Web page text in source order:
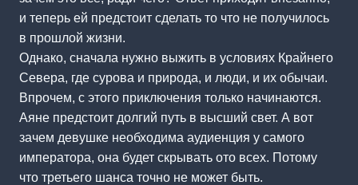
и теперь ей предстоит сделать то что не получилось
в прошлой жизни.
Однако, сначала нужно выжить в условиях Крайнего
Севера, где сурова и природа, и люди, и их обычаи.
Впрочем, с этого приключения только начинаются.
Аяне предстоит долгий путь в высший свет. А вот
зачем девушке необходима аудиенция у самого
императора, она будет скрывать ото всех. Потому
что третьего шанса точно не может быть.